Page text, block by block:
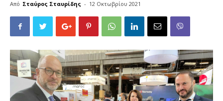
Από Σταύρος Σταυρίδης - 12 Οκτωβρίου 2021